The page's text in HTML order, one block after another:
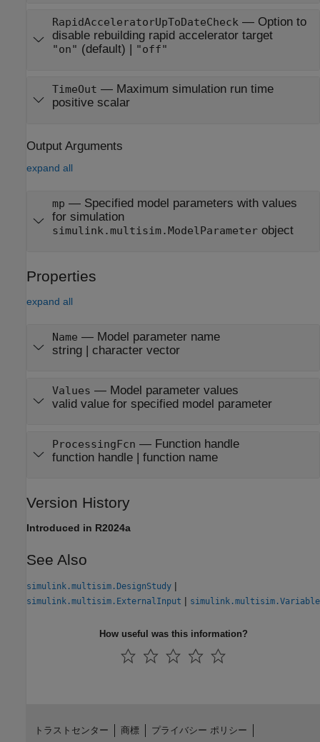
RapidAcceleratorUpToDateCheck— Option to
disable rebuilding rapid accelerator target
"on" (default) | "off"
TimeOut — Maximum simulation run time
positive scalar
Output Arguments
expand all
mp — Specified model parameters with values
for simulation
simulink.multisim.ModelParameterobject
Properties
expand all
Name — Model parameter name
string| character vector
Values — Model parameter values
valid value for specified model parameter
ProcessingFcn — Function handle
function handle| function name
Version History
Introduced in R2024a
See Also
simulink.multisim.DesignStudy |
simulink.multisim.ExternalInput | simulink.multisim.Variable
How useful was this information?
トラストセンター 商標 プライバシー ポリシー